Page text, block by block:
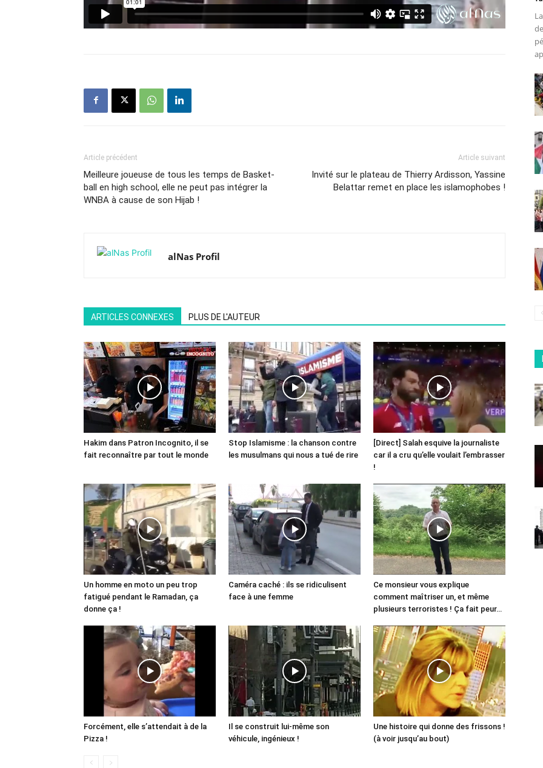
Article précédent
Meilleure joueuse de tous les temps de Basket-
ball en high school, elle ne peut pas intégrer la
WNBA à cause de son Hijab !
Article suivant
Invité sur le plateau de Thierry Ardisson, Yassine
Belattar remet en place les islamophobes !
alNas Profil
ARTICLES CONNEXES PLUS DE L'AUTEUR
Hakim dans Patron Incognito, il se
fait reconnaître par tout le monde
Stop Islamisme : la chanson contre
les musulmans qui nous a tué de rire
[Direct] Salah esquive la journaliste
car il a cru qu’elle voulait l’embrasser
!
Un homme en moto un peu trop
fatigué pendant le Ramadan, ça
donne ça !
Caméra caché : ils se ridiculisent
face à une femme
Ce monsieur vous explique
comment maîtriser un, et même
plusieurs terroristes ! Ça fait peur…
Forcément, elle s’attendait à de la
Pizza !
Il se construit lui-même son
véhicule, ingénieux !
Une histoire qui donne des frissons !
(à voir jusqu’au bout)